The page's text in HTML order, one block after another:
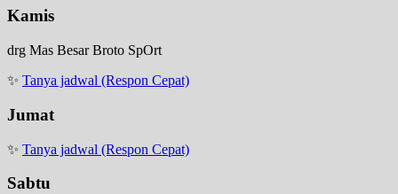
Kamis
drg Mas Besar Broto SpOrt
✨ Tanya jadwal (Respon Cepat)
Jumat
✨ Tanya jadwal (Respon Cepat)
Sabtu